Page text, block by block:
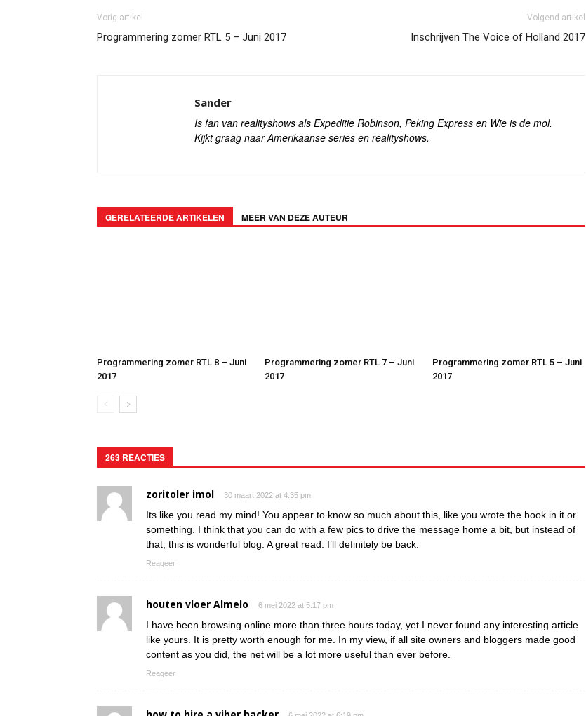
Vorig artikel
Programmering zomer RTL 5 – Juni 2017
Volgend artikel
Inschrijven The Voice of Holland 2017
Sander
Is fan van realityshows als Expeditie Robinson, Peking Express en Wie is de mol.
Kijkt graag naar Amerikaanse series en realityshows.
GERELATEERDE ARTIKELEN MEER VAN DEZE AUTEUR
Programmering zomer RTL 8 – Juni
2017
Programmering zomer RTL 7 – Juni
2017
Programmering zomer RTL 5 – Juni
2017
263 REACTIES
zoritoler imol 30 maart 2022 at 4:35 pm
Its like you read my mind! You appear to know so much about this, like you wrote the book in it or
something. I think that you can do with a few pics to drive the message home a bit, but instead of
that, this is wonderful blog. A great read. I’ll definitely be back.
Reageer
houten vloer Almelo 6 mei 2022 at 5:17 pm
I have been browsing online more than three hours today, yet I never found any interesting article
like yours. It is pretty worth enough for me. In my view, if all site owners and bloggers made good
content as you did, the net will be a lot more useful than ever before.
Reageer